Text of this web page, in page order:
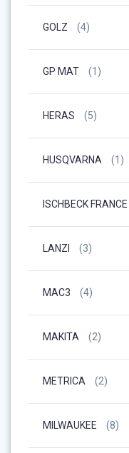
GOLZ (4)
GP MAT (1)
HERAS (5)
HUSQVARNA (1)
ISCHBECK FRANCE
LANZI (3)
MAC3 (4)
MAKITA (2)
METRICA (2)
MILWAUKEE (8)